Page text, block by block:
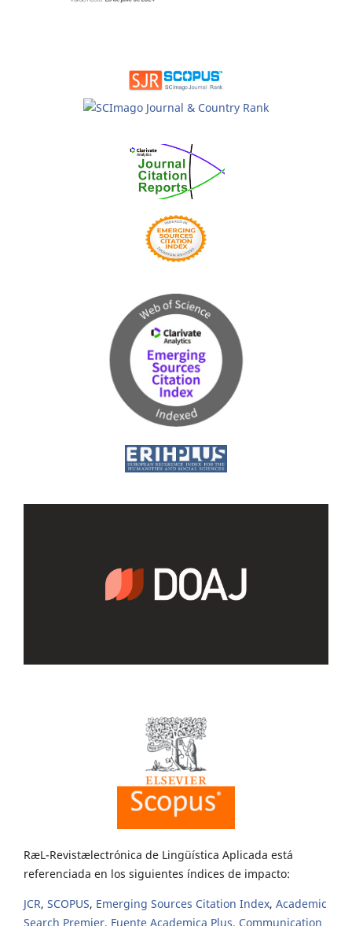
RæL-Revistælectrónica de Lingüística Aplicada está
referenciada en los siguientes índices de impacto:
JCR, SCOPUS, Emerging Sources Citation Index, Academic
Search Premier, Fuente Academica Plus, Communication